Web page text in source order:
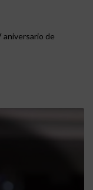
aniversario de